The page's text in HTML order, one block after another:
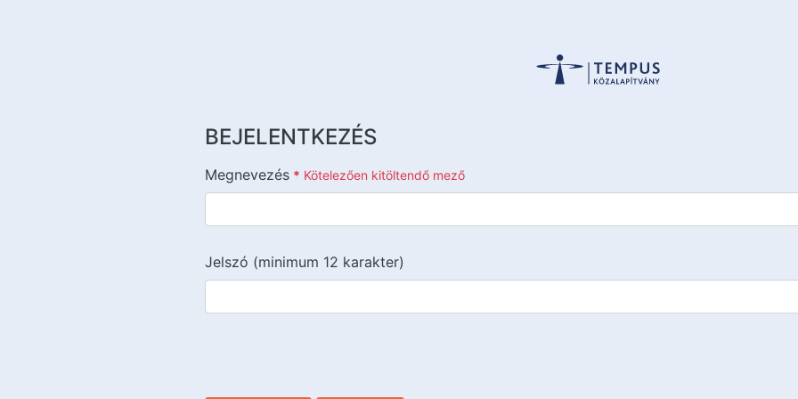
BEJELENTKEZÉS
Megnevezés * Kötelezően kitöltendő mező
Jelszó (minimum 12 karakter)